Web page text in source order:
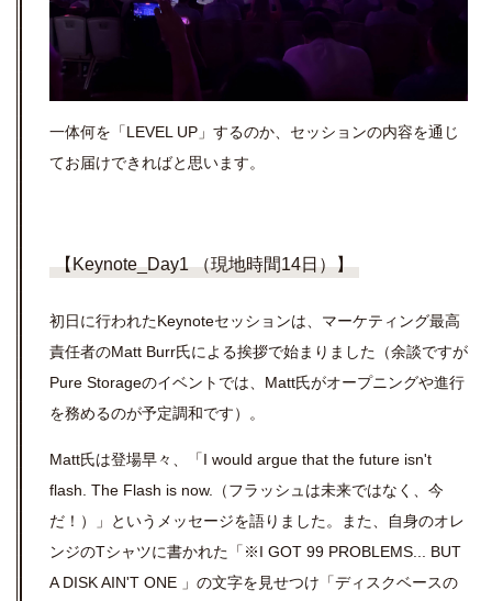
一体何を「LEVEL UP」するのか、セッションの内容を通じ
てお届けできればと思います。
【Keynote_Day1 （現地時間14日）】
初日に行われたKeynoteセッションは、マーケティング最高
責任者のMatt Burr氏による挨拶で始まりました（余談ですが
Pure Storageのイベントでは、Matt氏がオープニングや進行
を務めるのが予定調和です）。
Matt氏は登場早々、「I would argue that the future isn't
flash. The Flash is now.（フラッシュは未来ではなく、今
だ！）」というメッセージを語りました。また、自身のオレ
ンジのTシャツに書かれた「※I GOT 99 PROBLEMS... BUT
A DISK AIN'T ONE 」の文字を見せつけ「ディスクベースの